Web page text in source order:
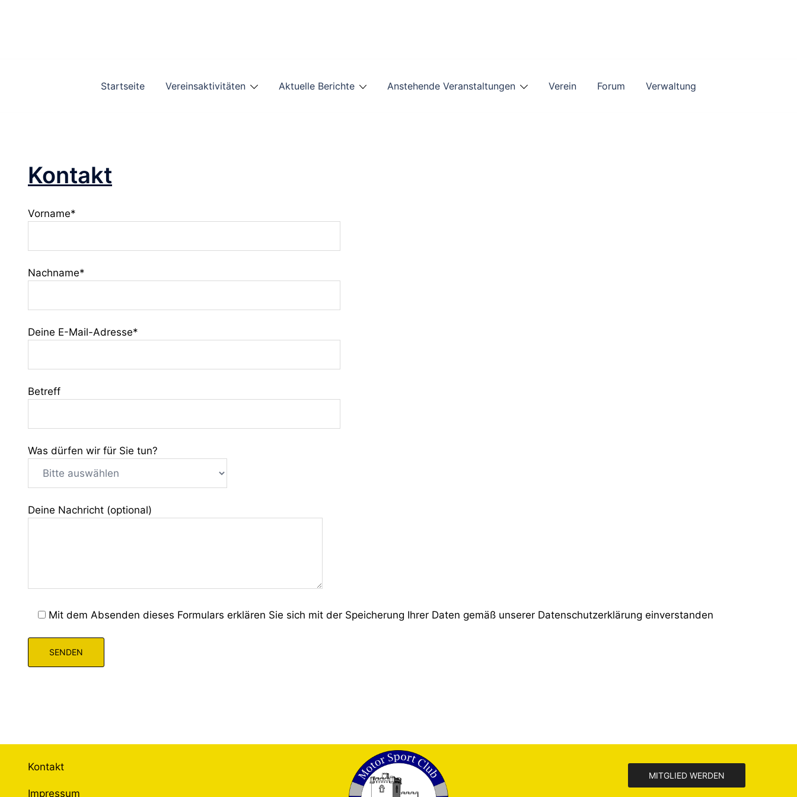
Startseite Vereinsaktivitäten Aktuelle Berichte Anstehende Veranstaltungen Verein Forum Verwaltung
Kontakt
Vorname*
Nachname*
Deine E-Mail-Adresse*
Betreff
Was dürfen wir für Sie tun?
Deine Nachricht (optional)
Mit dem Absenden dieses Formulars erklären Sie sich mit der Speicherung Ihrer Daten gemäß unserer Datenschutzerklärung einverstanden
Kontakt
Impressum
MITGLIED WERDEN